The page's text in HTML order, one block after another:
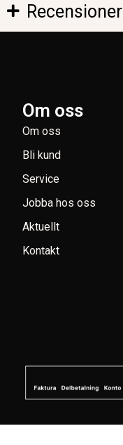
Recensioner
Om oss
Om oss
Bli kund
Service
Jobba hos oss
Aktuellt
Kontakt